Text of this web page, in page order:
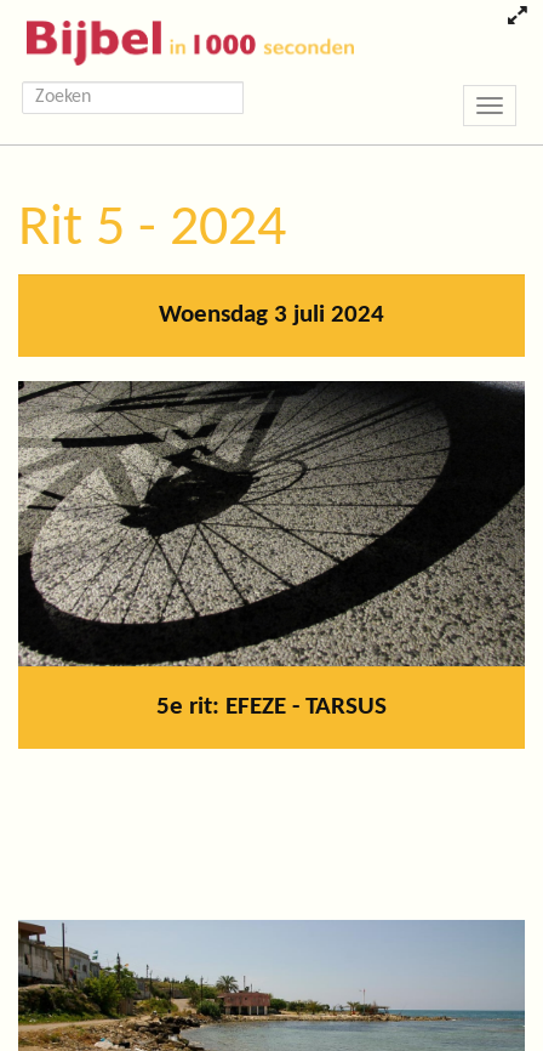
Toggle
Rit 5 - 2024
Woensdag 3 juli 2024
5e rit: EFEZE - TARSUS